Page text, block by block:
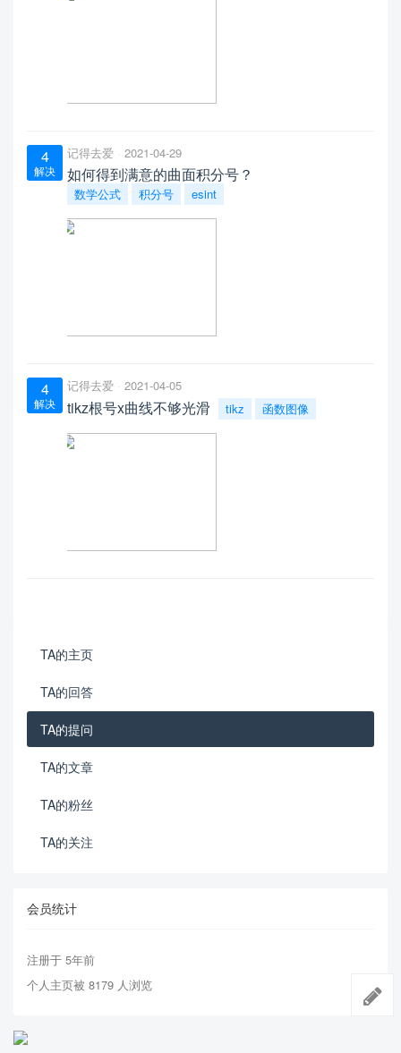
4
解决
记得去爱 2021-04-29
如何得到满意的曲面积分号？
数学公式 积分号 esint
4
解决
记得去爱 2021-04-05
tikz根号x曲线不够光滑 tikz 函数图像
TA的主页
TA的回答
TA的提问
TA的文章
TA的粉丝
TA的关注
会员统计
注册于 5年前
个人主页被 8179 人浏览